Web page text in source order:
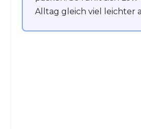
Alltag gleich viel leichter